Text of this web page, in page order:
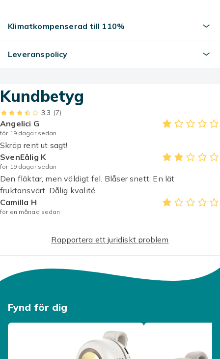
understrukturen minskar fläktens volym så mycket
Artikel.nr.
3cf81e40-abed-49e1-8450-5b6c86d3d0b5
Produktsäkerhetsinformation
Klimatkompenserad till 110%
Leveranspolicy
Kundbetyg
3,3 (7)
Angelici G
för 19 dagar sedan
Skräp rent ut sagt!
SvenEålig K
för 19 dagar sedan
Den fläktar, men väldigt fel. Blåser snett. En lät
fruktansvärt. Dålig kvalité.
Camilla H
för en månad sedan
Rapportera ett juridiskt problem
Fynd för dig